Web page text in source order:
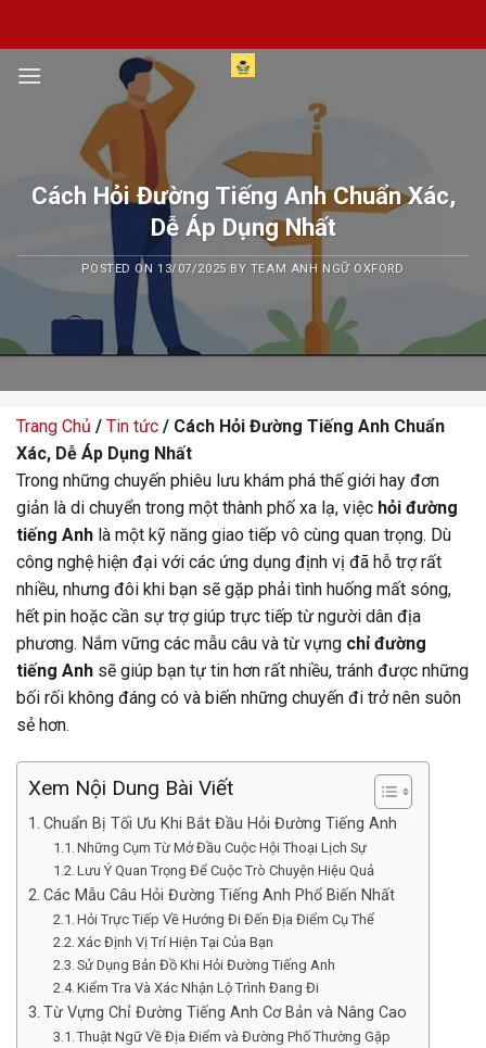
content
Cách Hỏi Đường Tiếng Anh Chuẩn Xác,
Dễ Áp Dụng Nhất
POSTED ON13/07/2025 BY TEAM ANH NGỮ OXFORD
Trang Chủ / Tin tức / Cách Hỏi Đường Tiếng Anh Chuẩn
Xác, Dễ Áp Dụng Nhất
Trong những chuyến phiêu lưu khám phá thế giới hay đơn
giản là di chuyển trong một thành phố xa lạ, việc hỏi đường
tiếng Anh là một kỹ năng giao tiếp vô cùng quan trọng. Dù
công nghệ hiện đại với các ứng dụng định vị đã hỗ trợ rất
nhiều, nhưng đôi khi bạn sẽ gặp phải tình huống mất sóng,
hết pin hoặc cần sự trợ giúp trực tiếp từ người dân địa
phương. Nắm vững các mẫu câu và từ vựng chỉ đường
tiếng Anh sẽ giúp bạn tự tin hơn rất nhiều, tránh được những
bối rối không đáng có và biến những chuyến đi trở nên suôn
sẻ hơn.
Xem Nội Dung Bài Viết
Chuẩn Bị Tối Ưu Khi Bắt Đầu Hỏi Đường Tiếng Anh
Những Cụm Từ Mở Đầu Cuộc Hội Thoại Lịch Sự
Lưu Ý Quan Trọng Để Cuộc Trò Chuyện Hiệu Quả
Các Mẫu Câu Hỏi Đường Tiếng Anh Phổ Biến Nhất
Hỏi Trực Tiếp Về Hướng Đi Đến Địa Điểm Cụ Thể
Xác Định Vị Trí Hiện Tại Của Bạn
Sử Dụng Bản Đồ Khi Hỏi Đường Tiếng Anh
Kiểm Tra Và Xác Nhận Lộ Trình Đang Đi
Từ Vựng Chỉ Đường Tiếng Anh Cơ Bản và Nâng Cao
Thuật Ngữ Về Địa Điểm và Đường Phố Thường Gặp